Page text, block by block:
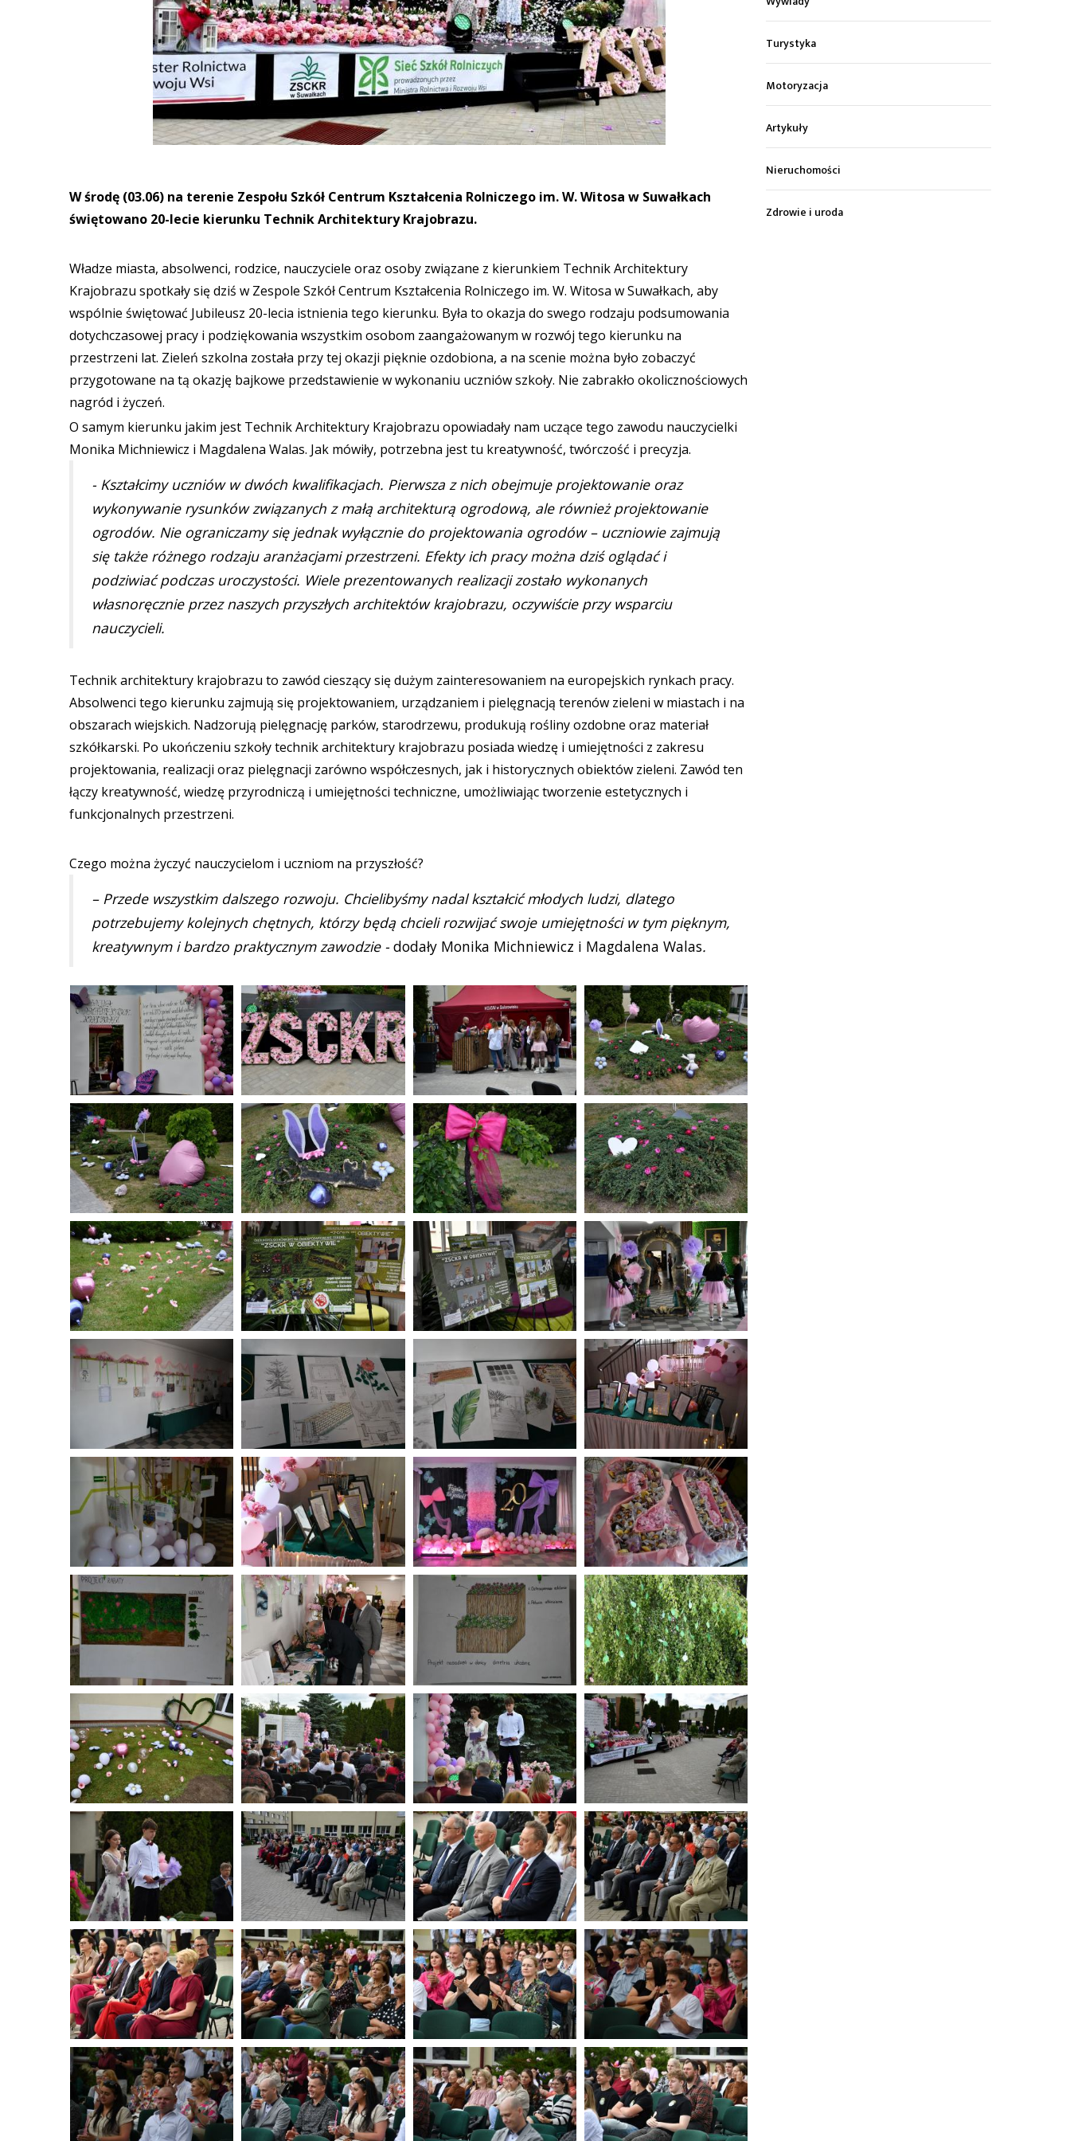
W środę (03.06) na terenie Zespołu Szkół Centrum Kształcenia Rolniczego im. W. Witosa w Suwałkach
świętowano 20-lecie kierunku Technik Architektury Krajobrazu.
Władze miasta, absolwenci, rodzice, nauczyciele oraz osoby związane z kierunkiem Technik Architektury
Krajobrazu spotkały się dziś w Zespole Szkół Centrum Kształcenia Rolniczego im. W. Witosa w Suwałkach, aby
wspólnie świętować Jubileusz 20-lecia istnienia tego kierunku. Była to okazja do swego rodzaju podsumowania
dotychczasowej pracy i podziękowania wszystkim osobom zaangażowanym w rozwój tego kierunku na
przestrzeni lat. Zieleń szkolna została przy tej okazji pięknie ozdobiona, a na scenie można było zobaczyć
przygotowane na tą okazję bajkowe przedstawienie w wykonaniu uczniów szkoły. Nie zabrakło okolicznościowych
nagród i życzeń.
O samym kierunku jakim jest Technik Architektury Krajobrazu opowiadały nam uczące tego zawodu nauczycielki
Monika Michniewicz i Magdalena Walas. Jak mówiły, potrzebna jest tu kreatywność, twórczość i precyzja.
- Kształcimy uczniów w dwóch kwalifikacjach. Pierwsza z nich obejmuje projektowanie oraz
wykonywanie rysunków związanych z małą architekturą ogrodową, ale również projektowanie
ogrodów. Nie ograniczamy się jednak wyłącznie do projektowania ogrodów – uczniowie zajmują
się także różnego rodzaju aranżacjami przestrzeni. Efekty ich pracy można dziś oglądać i
podziwiać podczas uroczystości. Wiele prezentowanych realizacji zostało wykonanych
własnoręcznie przez naszych przyszłych architektów krajobrazu, oczywiście przy wsparciu
nauczycieli.
Technik architektury krajobrazu to zawód cieszący się dużym zainteresowaniem na europejskich rynkach pracy.
Absolwenci tego kierunku zajmują się projektowaniem, urządzaniem i pielęgnacją terenów zieleni w miastach i na
obszarach wiejskich. Nadzorują pielęgnację parków, starodrzewu, produkują rośliny ozdobne oraz materiał
szkółkarski. Po ukończeniu szkoły technik architektury krajobrazu posiada wiedzę i umiejętności z zakresu
projektowania, realizacji oraz pielęgnacji zarówno współczesnych, jak i historycznych obiektów zieleni. Zawód ten
łączy kreatywność, wiedzę przyrodniczą i umiejętności techniczne, umożliwiając tworzenie estetycznych i
funkcjonalnych przestrzeni.
Czego można życzyć nauczycielom i uczniom na przyszłość?
– Przede wszystkim dalszego rozwoju. Chcielibyśmy nadal kształcić młodych ludzi, dlatego
potrzebujemy kolejnych chętnych, którzy będą chcieli rozwijać swoje umiejętności w tym pięknym,
kreatywnym i bardzo praktycznym zawodzie - dodały Monika Michniewicz i Magdalena Walas.
Turystyka
Motoryzacja
Artykuły
Nieruchomości
Zdrowie i uroda